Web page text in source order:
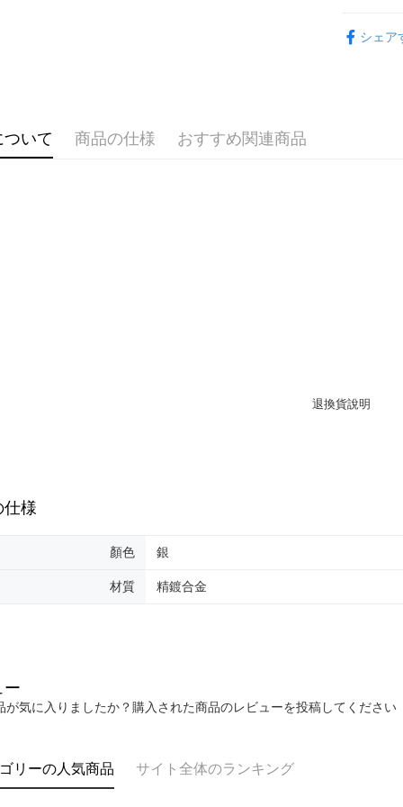
の有無に
を行使し
海外宅配
シェア
いて 商品の仕様 おすすめ関連商品
仕様
顏色 銀
材質 精鍍合金
ー
が気に入りましたか？購入された商品のレビューを投稿してください
リーの人気商品 サイト全体のランキング